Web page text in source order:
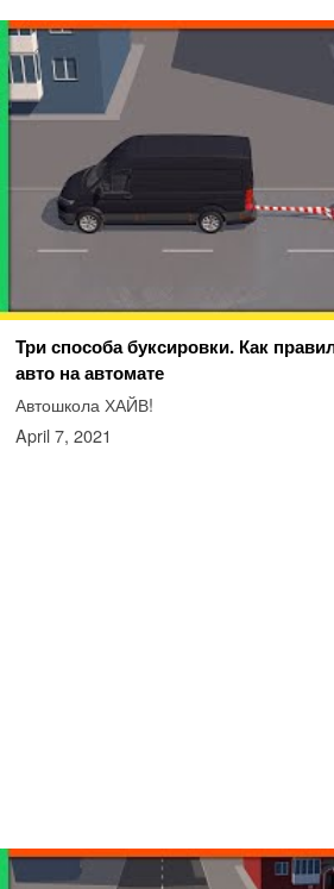
Три способа буксировки. Как
авто на автомате
Автошкола ХАЙВ!
April 7, 2021